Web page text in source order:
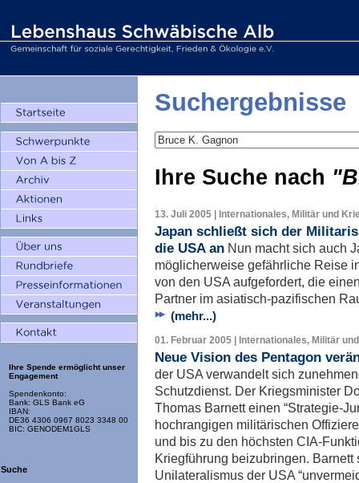
Ihre Spende ermöglicht unser
Engagement
Spendenkonto:
Bank: GLS Bank eG
IBAN:
DE36 4306 0967 8023 3348 00
BIC: GENODEM1GLS
Suche
Suchergebnisse
Ihre Suche nach
13. Juli 2005 | Internationales, Militär und
Japan schließt sich der
die USA an Nun macht sich auch
möglicherweise gefährliche Reise
von den USA aufgefordert, die
Partner im asiatisch-pazifischen
(mehr...)
01. Februar 2005 | Internationales, Militär
Neue Vision des Pentagon
der USA verwandelt sich
Schutzdienst. Der Kriegsminister
Thomas Barnett einen “Strategie-
hochrangigen militärischen
und bis zu den höchsten CIA-
Kriegführung beizubringen. Barnett
Unilateralismus der USA